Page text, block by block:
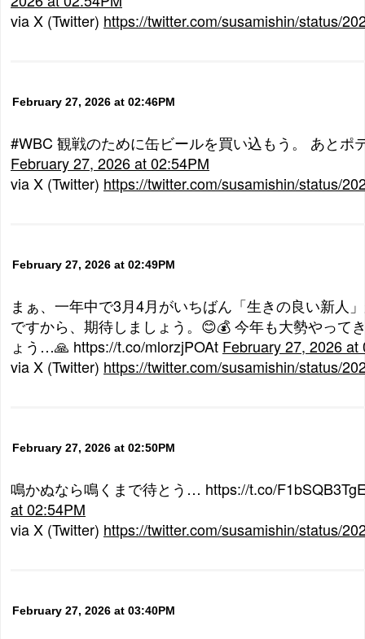
via X (Twitter) https://twitter.com/susamishin/status/
February 27, 2026 at 02:46PM
#WBC 観戦のために缶ビールを買い込もう。 あとポ
February 27, 2026 at 02:54PM
via X (Twitter) https://twitter.com/susamishin/status/
February 27, 2026 at 02:49PM
まぁ、一年中で3月4月がいちばん「生きの良い新人
ですから、期待しましょう。😊💰 今年も大勢やって
ょう…🙏 https://t.co/mlorzjPOAt February 27, 2026 at
via X (Twitter) https://twitter.com/susamishin/status/
February 27, 2026 at 02:50PM
鳴かぬなら鳴くまで待とう… https://t.co/
at 02:54PM
via X (Twitter) https://twitter.com/susamishin/status/
February 27, 2026 at 03:40PM